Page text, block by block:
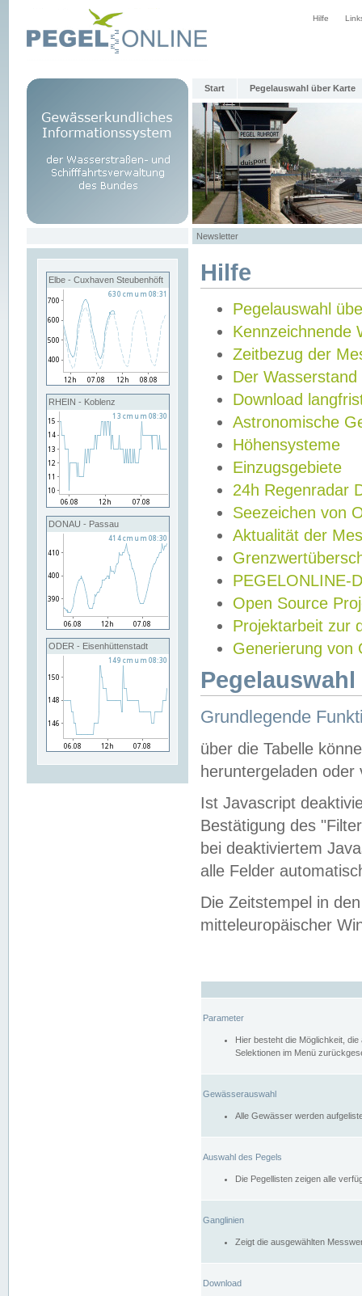
Hilfe
Start Pegelauswahl über Karte
Newsletter
Elbe - Cuxhaven Steubenhöft
RHEIN - Koblenz
DONAU - Passau
ODER - Eisenhüttenstadt
Hilfe
Pegelauswahl
Kennzeichnende
Zeitbezug der
Der Wasserstand
Download
Astronomische
Höhensysteme
Einzugsgebiete
24h Regenradar
Seezeichen von
Aktualität der
PEGELONLINE-
Open Source
Projektarbeit zur
Generierung von
Grundlegende
über die Tabelle
heruntergeladen oder
Ist Javascript
Bestätigung des
bei deaktiviertem
alle Felder
Die Zeitstempel in
mitteleuropäischer
Parameter
Hier besteht die Möglichkeit,
Selektionen im Menü
Gewässerauswahl
Alle Gewässer werden
Auswahl des Pegels
Die Pegellisten zeigen alle
Ganglinien
Zeigt die ausgewählten
Download